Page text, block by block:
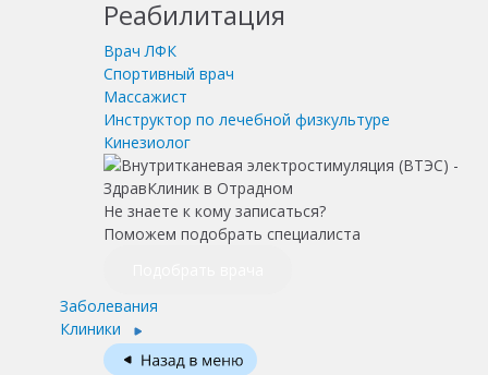
Реабилитация
Врач ЛФК
Спортивный врач
Массажист
Инструктор по лечебной физкультуре
Кинезиолог
Не знаете к кому записаться?
Поможем подобрать специалиста
Заболевания
Клиники